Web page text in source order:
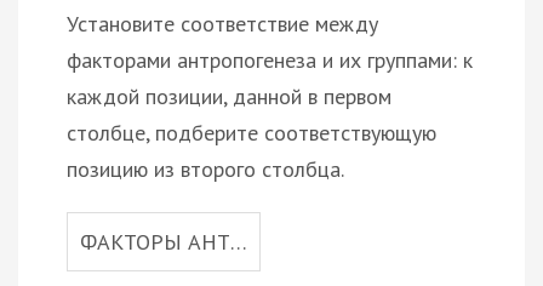
Установите соответствие между
факторами антропогенеза и их группами: к
каждой позиции, данной в первом
столбце, подберите соответствующую
позицию из второго столбца.
ФАКТОРЫ АНТ…